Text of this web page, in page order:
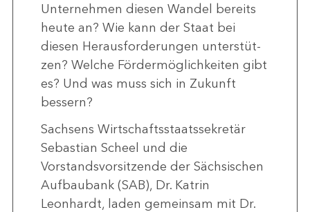
Unternehmen diesen Wandel bereits
heute an? Wie kann der Staat bei
diesen Herausforderungen unterstüt-
zen? Welche Fördermöglichkeiten gibt
es? Und was muss sich in Zukunft
bessern?
Sachsens Wirtschaftsstaatssekretär
Sebastian Scheel und die
Vorstandsvorsitzende der Sächsischen
Aufbaubank (SAB), Dr. Katrin
Leonhardt, laden gemeinsam mit Dr.